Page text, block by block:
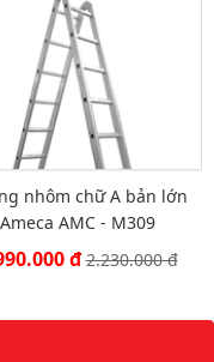
nhôm chữ A bản lớn
Ameca AMC - M309
đ2.230.000 đ